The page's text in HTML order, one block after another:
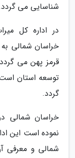
شناسایی می
در اداره کل
خراسان شمالی به
قرمز پهن می
توسعه استان
گردد.
خراسان شمالی
نموده است این
شمالی و معرفی